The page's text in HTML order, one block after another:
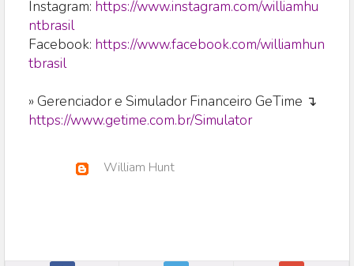
Instagram: https://www.instagram.com/williamhu
ntbrasil
Facebook: https://www.facebook.com/williamhun
tbrasil
» Gerenciador e Simulador Financeiro GeTime ↴
https://www.getime.com.br/Simulator
William Hunt